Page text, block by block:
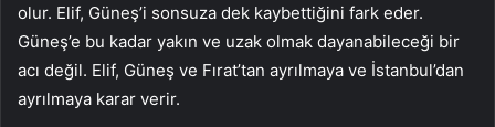
olur. Elif, Güneş’i sonsuza dek kaybettiğini fark eder.
Güneş’e bu kadar yakın ve uzak olmak dayanabileceği bir
acı değil. Elif, Güneş ve Fırat’tan ayrılmaya ve İstanbul’dan
ayrılmaya karar verir.